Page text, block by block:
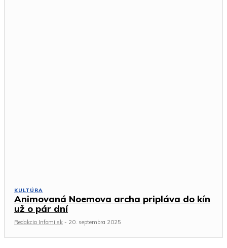
KULTÚRA
Animovaná Noemova archa pripláva do kín
už o pár dní
Redakcia Infomi.sk - 20. septembra 2025